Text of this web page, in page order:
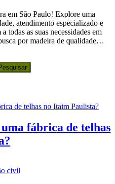
em São Paulo! Explore uma
atendimento especializado e
todas as suas necessidades em
por madeira de qualidade…
fábrica de telhas